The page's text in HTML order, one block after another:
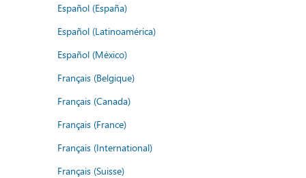
Español (España)
Español (Latinoamérica)
Español (México)
Français (Belgique)
Français (Canada)
Français (France)
Français (International)
Français (Suisse)